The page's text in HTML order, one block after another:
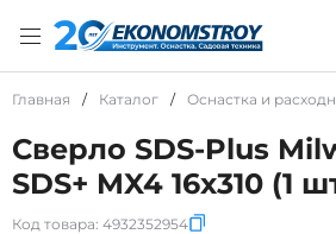
Главная / Каталог / Оснастка и
Сверло SDS-Plus
SDS+ MX4 16x310 (1
Код товара: 4932352954